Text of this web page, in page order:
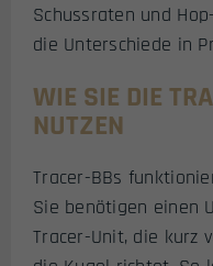
Schussraten und
die Unterschiede in
WIE SIE DIE
NUTZEN
Tracer-BBs
Sie benötigen einen
Tracer-Unit, die kurz